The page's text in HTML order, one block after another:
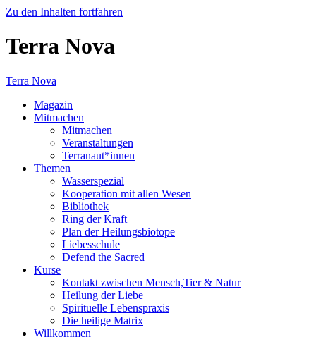
Zu den Inhalten fortfahren
Terra Nova
Terra Nova
Magazin
Mitmachen
Mitmachen
Veranstaltungen
Terranaut*innen
Themen
Wasserspezial
Kooperation mit allen Wesen
Bibliothek
Ring der Kraft
Plan der Heilungsbiotope
Liebesschule
Defend the Sacred
Kurse
Kontakt zwischen Mensch,Tier & Natur
Heilung der Liebe
Spirituelle Lebenspraxis
Die heilige Matrix
Willkommen